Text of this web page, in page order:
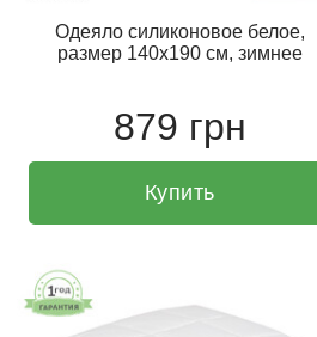
Одеяло силиконовое белое,
размер 140х190 см, зимнее
879 грн
Купить